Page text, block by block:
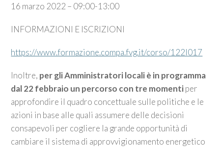
16 marzo 2022 – 09:00-13:00
INFORMAZIONI E ISCRIZIONI
https://www.formazione.compa.fvg.it/corso/122I017
Inoltre, per gli Amministratori locali è in programma
dal 22 febbraio un percorso con tre momentiper
approfondire il quadro concettuale sulle politiche e le
azioni in base alle quali assumere delle decisioni
consapevoli per cogliere la grande opportunità di
cambiare il sistema di approvvigionamento energetico